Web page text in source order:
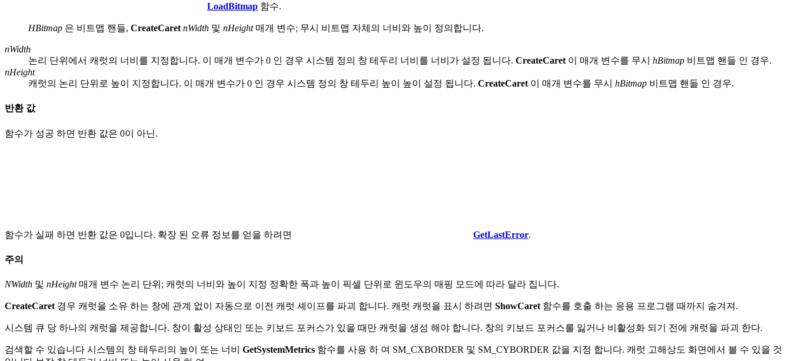
LoadBitmap 함수.
HBitmap 은 비트맵 핸들, CreateCaret nWidth 및 nHeight매개 변수; 무시 비트맵 자체의 너비와 높이 정의합니다.
nWidth
논리 단위에서 캐럿의 너비를 지정합니다. 이 매개 변수가 0 인 경우 시스템 정의 창 테두리 너비를 너비가 설정 됩니다. CreateCaret 이 매개 변수를 무시 hBitmap 비트맵 핸들 인 경우.
nHeight
캐럿의 논리 단위로 높이 지정합니다. 이 매개 변수가 0 인 경우 시스템 정의 창 테두리 높이 높이 설정 됩니다. CreateCaret 이 매개 변수를 무시 hBitmap 비트맵 핸들 인 경우.
반환 값
함수가 성공 하면 반환 값은 0이 아닌.
함수가 실패 하면 반환 값은 0입니다. 확장 된 오류 정보를 얻을 하려면 GetLastError.
주의
NWidth 및 nHeight매개 변수 논리 단위; 캐럿의 너비와 높이 지정 정확한 폭과 높이 픽셀 단위로 윈도우의 매핑 모드에 따라 달라 집니다.
CreateCaret 경우 캐럿을 소유 하는 창에 관계 없이 자동으로 이전 캐럿 셰이프를 파괴 합니다. 캐럿 캐럿을 표시 하려면 ShowCaret 함수를 호출 하는 응용 프로그램 때까지 숨겨져.
시스템 큐 당 하나의 캐럿을 제공합니다. 창이 활성 상태인 또는 키보드 포커스가 있을 때만 캐럿을 생성 해야 합니다. 창의 키보드 포커스를 잃거나 비활성화 되기 전에 캐럿을 파괴 한다.
검색할 수 있습니다 시스템의 창 테두리의 높이 또는 너비 GetSystemMetrics 함수를 사용 하 여 SM_CXBORDER 및 SM_CYBORDER 값을 지정 합니다. 캐럿 고해상도 화면에서 볼 수 있을 것